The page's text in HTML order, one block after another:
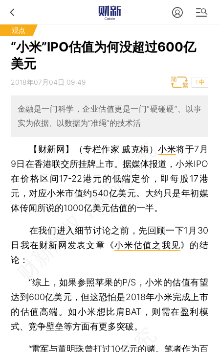
观点
“小米”IPO估值为何没超过600亿
美元
2018年07月04日 09:49 T中
金融是一门科学，企业估值更是一门“硬碰硬”、以事
实为依据、以数据为“准绳”的技术活
【财新网】（专栏作家 戚克栴）小米将于7月
9日在香港联交所挂牌上市。据媒体报道，小米IPO
在价格区间17-22港元的低端定价，即每股17港
元，对应小米市值约540亿美元。大约只是年初媒
体传闻所说的1000亿美元估值的一半。
在我们进入细节讨论之前，先回顾一下1月30
日我在财新网发表文章《小米估值之我见》的结
论：
“综上，如果参照苹果的P/S，小米的估值有望
达到600亿美元，但这恐怕是2018年小米完成上市
的估值高端。如小米想比肩BAT，则需在盈利模
式、竞争壁垒等方面有更多突破。
“雷军与董明珠曾打过10亿元的赌。笔者作为百